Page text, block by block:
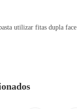
utilizar fitas dupla face